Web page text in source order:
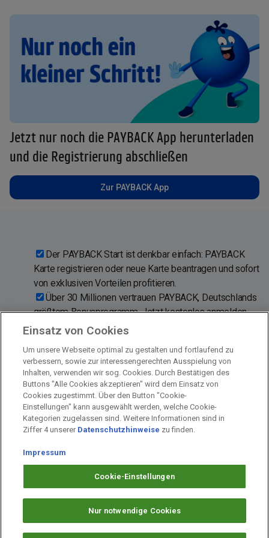
Jetzt nur noch die PAYBACK App herunterladen
und die Registrierung abschließen
Zur PAYBACK App
Der PAYBACK Start ist denkbar einfach: PAYBACK
Karte registrieren oder neue Karte beantragen und sofort
von exklusiven Vorteilen profitieren.
Über 30 Millionen vertrauen PAYBACK, Deutschlands
größtem Bonusprogramm. Jetzt kostenlos anmelden
und PAYBACK Karte aktivieren!
Aral · dm-drogerie markt · EDEKA · Netto · C&A ·
Fressnapf und rund 700 weiteren Partnern.
Impressum
Arbeiten bei PAYBACK
Datenschutz
Einsatz von Cookies
Um unsere Webseite optimal zu gestalten und fortlaufend zu
verbessern, sowie zur interessengerechten Ausspielung von
Inhalten, verwenden wir sog. Cookies. Durch Bestätigen des
Buttons "Alle Cookies akzeptieren" wird dem Einsatz von
Cookies zugestimmt. Über den Button "Cookie-
Einstellungen" kann ausgewählt werden, welche Cookie-
Kategorien zugelassen sind. Weitere Informationen sind in
Ziffer 4 unserer Datenschutzhinweise zu finden.
Impressum
Cookie-Einstellungen
Nur notwendige Cookies